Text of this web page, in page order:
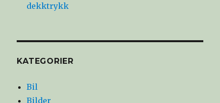
dekktrykk
KATEGORIER
Bil
Bilder